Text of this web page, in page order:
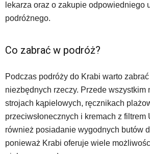
lekarza oraz o zakupie odpowiedniego
podróżnego.
Co zabrać w podróż?
Podczas podróży do Krabi warto
niezbędnych rzeczy. Przede wszystkim
strojach kąpielowych, ręcznikach
przeciwsłonecznych i kremach z filtrem
również posiadanie wygodnych butów
ponieważ Krabi oferuje wiele